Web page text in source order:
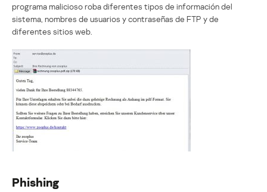
programa malicioso roba diferentes tipos de información del
sistema, nombres de usuarios y contraseñas de FTP y de
diferentes sitios web.
Phishing